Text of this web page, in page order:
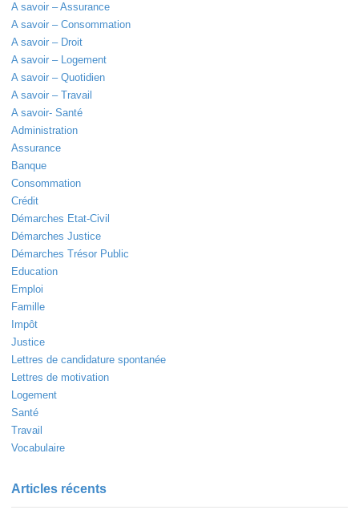
A savoir – Assurance
A savoir – Consommation
A savoir – Droit
A savoir – Logement
A savoir – Quotidien
A savoir – Travail
A savoir- Santé
Administration
Assurance
Banque
Consommation
Crédit
Démarches Etat-Civil
Démarches Justice
Démarches Trésor Public
Education
Emploi
Famille
Impôt
Justice
Lettres de candidature spontanée
Lettres de motivation
Logement
Santé
Travail
Vocabulaire
Articles récents